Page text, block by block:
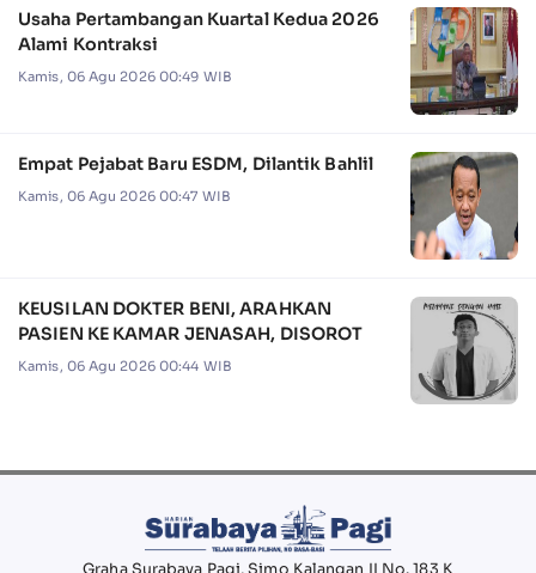
Usaha Pertambangan Kuartal Kedua 2026
Alami Kontraksi
Kamis, 06 Agu 2026 00:49 WIB
Empat Pejabat Baru ESDM, Dilantik Bahlil
Kamis, 06 Agu 2026 00:47 WIB
KEUSILAN DOKTER BENI, ARAHKAN
PASIEN KE KAMAR JENASAH, DISOROT
Kamis, 06 Agu 2026 00:44 WIB